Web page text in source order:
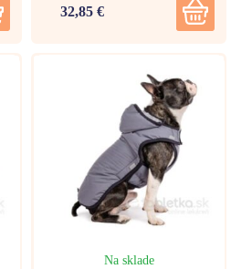
32,85 €
Na sklade